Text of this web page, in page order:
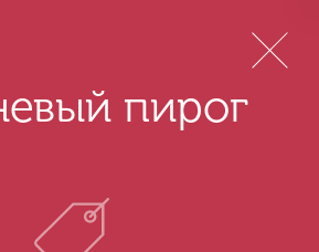
пирог